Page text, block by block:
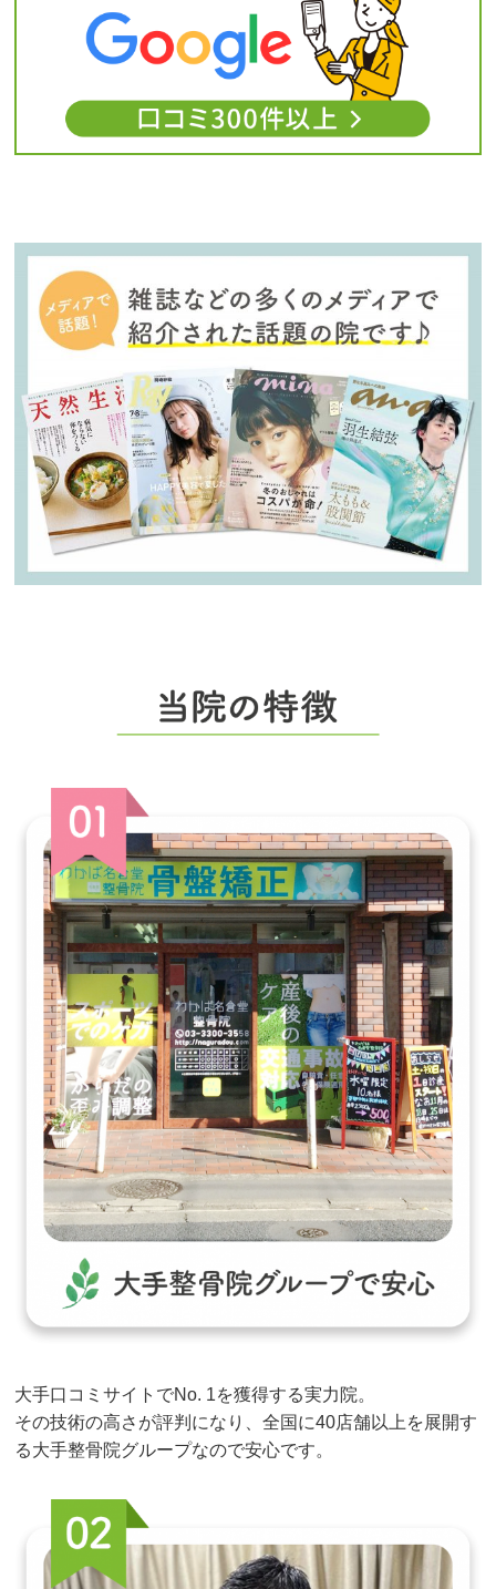
大手口コミサイトでNo. 1を獲得する実力院。
その技術の高さが評判になり、全国に40店舗以上を展開す
る大手整骨院グループなので安心です。